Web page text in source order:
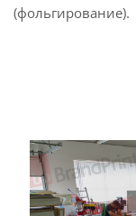
(фольгирование).